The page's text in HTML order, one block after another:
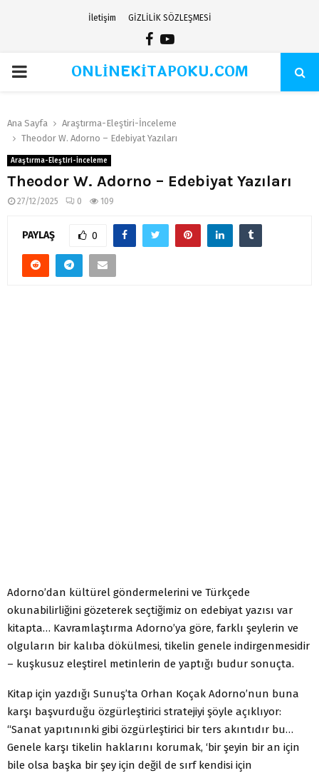
İletişim GİZLİLİK SÖZLEŞMESİ
Facebook
Youtube
PRIMARYONLİNEKİTAPOKU.COM
Ana Sayfa
Araştırma-Eleştiri-İnceleme
Theodor W. Adorno – Edebiyat Yazıları
Araştırma-Eleştiri-İnceleme
Theodor W. Adorno – Edebiyat Yazıları
27/12/2025 0 109
PAYLAŞ 0
Adorno’dan kültürel göndermelerini ve Türkçede
okunabilirliğini gözeterek seçtiğimiz on edebiyat yazısı var
kitapta… Kavramlaştırma Adorno’ya göre, farklı şeylerin ve
olguların bir kalıba dökülmesi, tikelin genele indirgenmesidir
– kuşkusuz eleştirel metinlerin de yaptığı budur sonuçta.
Kitap için yazdığı Sunuş’ta Orhan Koçak Adorno’nun buna
karşı başvurduğu özgürleştirici stratejiyi şöyle açıklıyor:
“Sanat yapıtınınki gibi özgürleştirici bir ters akıntıdır bu…
Genele karşı tikelin haklarını korumak, ‘bir şeyin bir an için
bile olsa başka bir şey için değil de sırf kendisi için